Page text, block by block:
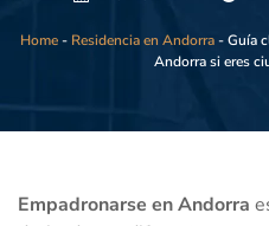
Home- Residencia en Andorra-Guía
Andorra si eres
Empadronarse en Andorra